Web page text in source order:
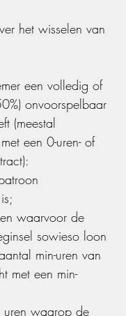
het wisselen van
een volledig of
onvoorspelbaar
(meestal
een 0-uren- of
waarvoor de
sowieso loon
min-uren van
met een min-
waarop de